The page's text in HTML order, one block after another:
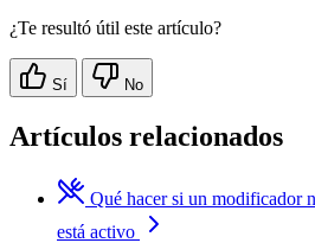
¿Te resultó útil este artículo?
Sí No
Artículos relacionados
Qué hacer si un modificador
está activo